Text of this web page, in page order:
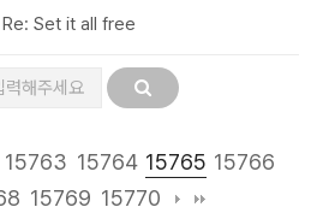
Re: Set it all free
15763 15764 15765 15766
15769 15770